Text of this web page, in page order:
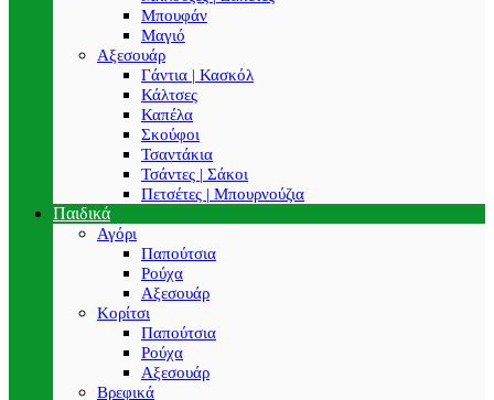
Μπουφάν
Μαγιό
Αξεσουάρ
Γάντια | Κασκόλ
Κάλτσες
Καπέλα
Σκούφοι
Τσαντάκια
Τσάντες | Σάκοι
Πετσέτες | Μπουρνούζια
Παιδικά
Αγόρι
Παπούτσια
Ρούχα
Αξεσουάρ
Κορίτσι
Παπούτσια
Ρούχα
Αξεσουάρ
Βρεφικά